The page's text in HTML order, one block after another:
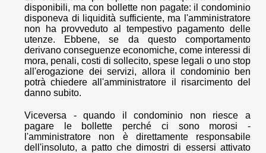
disponibili, ma con bollette non pagate: il condominio
disponeva di liquidità sufficiente, ma l'amministratore
non ha provveduto al tempestivo pagamento delle
utenze. Ebbene, se da questo comportamento
derivano conseguenze economiche, come interessi di
mora, penali, costi di sollecito, spese legali o uno stop
all'erogazione dei servizi, allora il condominio ben
potrà chiedere all'amministratore il risarcimento del
danno subito.
Viceversa - quando il condominio non riesce a
pagare le bollette perché ci sono morosi -
l'amministratore non è direttamente responsabile
dell'insoluto, a patto che dimostri di essersi attivato